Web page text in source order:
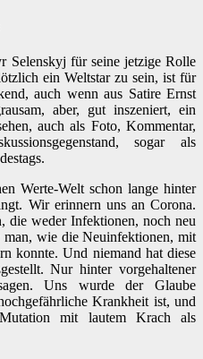
Selenskyj für seine jetzige Rolle
ein Weltstar zu sein, ist für
auch wenn aus Satire Ernst
aber, gut inszeniert, ein
auch als Foto, Kommentar,
sogar als
Werte-Welt schon lange hinter
Wir erinnern uns an Corona.
die weder Infektionen, noch neu
man, wie die Neuinfektionen, mit
konnte. Und niemand hat diese
Nur hinter vorgehaltener
Uns wurde der Glaube
Krankheit ist, und
mit lautem Krach als